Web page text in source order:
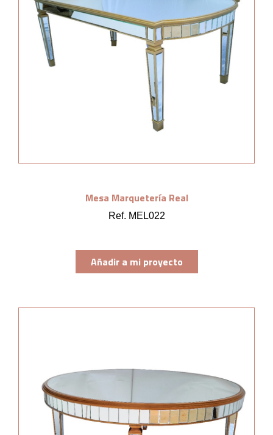
Mesa Marquetería Real
Ref. MEL022
Añadir a mi proyecto